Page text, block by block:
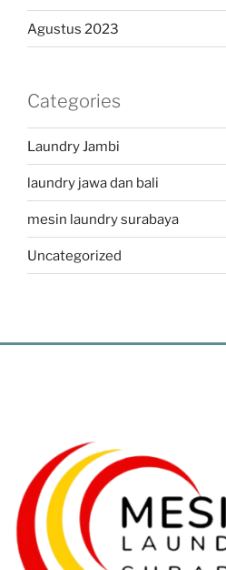
Agustus 2023
Categories
Laundry Jambi
laundry jawa dan bali
mesin laundry surabaya
Uncategorized